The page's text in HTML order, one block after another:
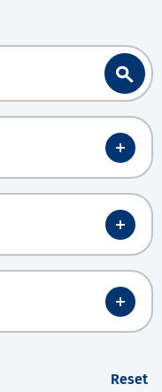
Reset